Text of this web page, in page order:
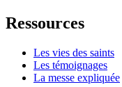
Ressources
Les vies des saints
Les témoignages
La messe expliquée